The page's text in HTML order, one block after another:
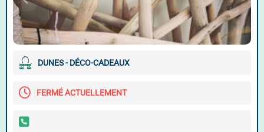
DUNES - DÉCO-CADEAUX
FERMÉ ACTUELLEMENT